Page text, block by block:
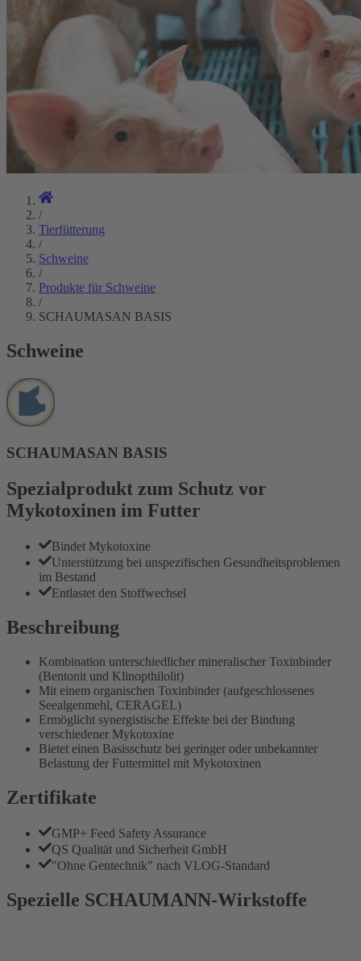
/
Tierfütterung
/
Schweine
/
Produkte für Schweine
/
SCHAUMASAN BASIS
Schweine
SCHAUMASAN BASIS
Spezialprodukt zum Schutz vor
Mykotoxinen im Futter
Bindet Mykotoxine
Unterstützung bei unspezifischen Gesundheitsproblemen
im Bestand
Entlastet den Stoffwechsel
Beschreibung
Kombination unterschiedlicher mineralischer Toxinbinder
(Bentonit und Klinopthilolit)
Mit einem organischen Toxinbinder (aufgeschlossenes
Seealgenmehl, CERAGEL)
Ermöglicht synergistische Effekte bei der Bindung
verschiedener Mykotoxine
Bietet einen Basisschutz bei geringer oder unbekannter
Belastung der Futtermittel mit Mykotoxinen
Zertifikate
GMP+ Feed Safety Assurance
QS Qualität und Sicherheit GmbH
"Ohne Gentechnik" nach VLOG-Standard
Spezielle SCHAUMANN-Wirkstoffe